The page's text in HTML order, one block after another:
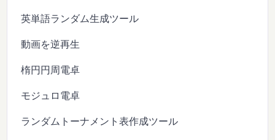
英単語ランダム生成ツール
動画を逆再生
楕円円周電卓
モジュロ電卓
ランダムトーナメント表作成ツール